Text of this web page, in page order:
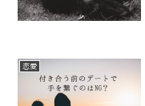
恋愛